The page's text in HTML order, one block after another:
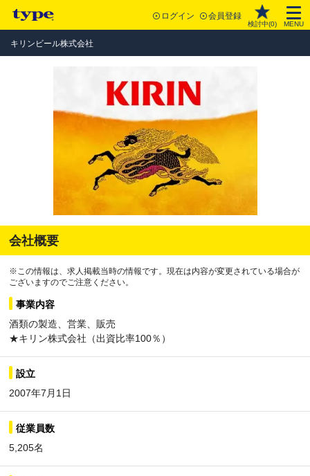
ログイン 会員登録
検討中(0) MENU
キリンビール株式会社
会社概要
※この情報は、求人掲載当時の情報です。現在は内容が変更されている場合が
ございますのでご注意ください。
事業内容
酒類の製造、営業、販売
★キリン株式会社（出資比率100％）
設立
2007年7月1日
従業員数
5,205名